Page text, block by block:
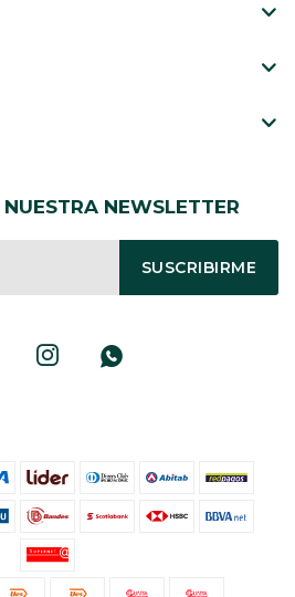
NEWSLETTER
SUSCRIBIRME
 